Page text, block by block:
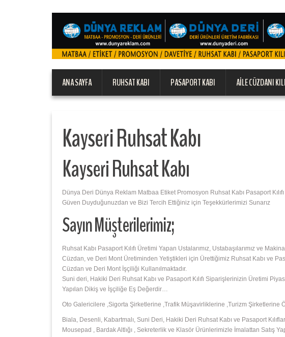
ANA SAYFA RUHSAT KABI PASAPORT KABI AILE CÜZDANI
Kayseri Ruhsat Kabı
Kayseri Ruhsat Kabı
Dünya Deri Dünya Reklam Matbaa Etiket Promosyon Ruhsat Kabı Pasaport
Güven Duyduğunuzdan ve Bizi Tercih Ettiğiniz için Teşekkürlerimizi Sunarız
Sayın Müşterilerimiz;
Ruhsat Kabı Pasaport Kılıfı Üretimi Yapan Ustalarımız, Ustabaşılarımız ve
Cüzdan, ve Deri Mont Üretiminden Yetiştikleri için Ürettiğimiz Ruhsat Kabı ve
Cüzdan ve Deri Mont İşçiliği Kullanılmaktadır.
Suni deri, Hakiki Deri Ruhsat Kabı ve Pasaport Kılıfı Siparişlerinizin Üretimi
Yapılan Dikiş ve İşçiliğe Eş Değerdir…
Oto Galericilere ,Sigorta Şirketlerine ,Trafik Müşavirliklerine ,Turizm
Biala, Desenli, Kabartmalı, Suni Deri, Hakiki Deri Ruhsat Kabı ve Pasaport
Mousepad , Bardak Altlığı , Sekreterlik ve Klasör Ürünlerimizle İmalattan Satış